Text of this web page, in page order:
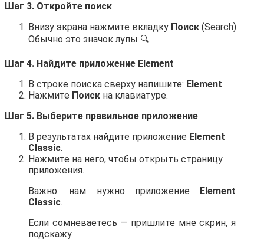
Шаг 3. Откройте поиск
Внизу экрана нажмите вкладку Поиск (Search).
Обычно это значок лупы 🔍.
Шаг 4. Найдите приложение Element
В строке поиска сверху напишите: Element.
Нажмите Поиск на клавиатуре.
Шаг 5. Выберите правильное приложение
В результатах найдите приложение Element
Classic.
Нажмите на него, чтобы открыть страницу
приложения.
Важно: нам нужно приложение
Element
Classic.
Если сомневаетесь — пришлите мне скрин, я
подскажу.